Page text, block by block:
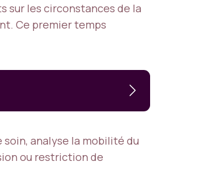
sur les circonstances de la
Ce premier temps
analyse la mobilité du
ou restriction de